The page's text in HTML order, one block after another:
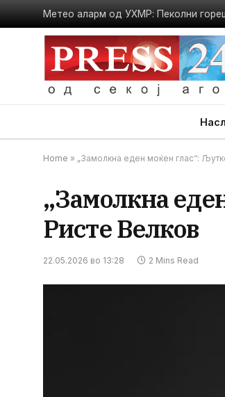
Метео аларм од УХМР: Пеколни
Home » „Замолкна еден моќен глас“:
„Замолкна
Ристе Велков
22.05.2026 во 13:28 2 Mins Read